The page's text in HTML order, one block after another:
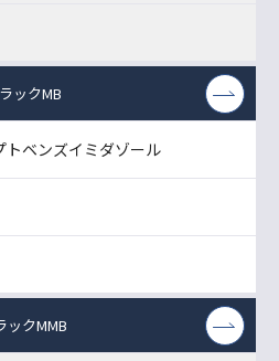
ックMB
トベンズイミダゾール
ックMMB